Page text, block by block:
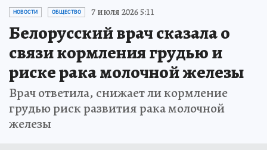
НОВОСТИ ОБЩЕСТВО 7 июля 2026 5:11
Белорусский врач сказала о
связи кормления грудью и
риске рака молочной железы
Врач ответила, снижает ли кормление
грудью риск развития рака молочной
железы